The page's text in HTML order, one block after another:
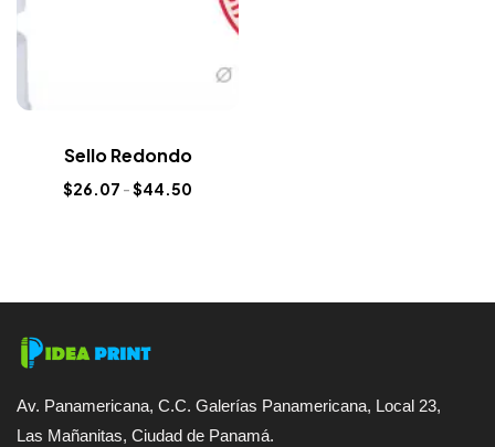
Sello Redondo
$26.07 -$44.50
Av. Panamericana, C.C. Galerías Panamericana, Local 23,
Las Mañanitas, Ciudad de Panamá.